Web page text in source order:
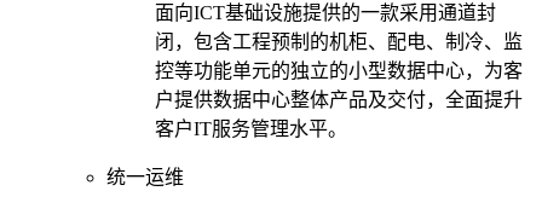
面向ICT基础设施提供的一款采用通道封
闭，包含工程预制的机柜、配电、制冷、监
控等功能单元的独立的小型数据中心，为客
户提供数据中心整体产品及交付，全面提升
客户IT服务管理水平。
统一运维